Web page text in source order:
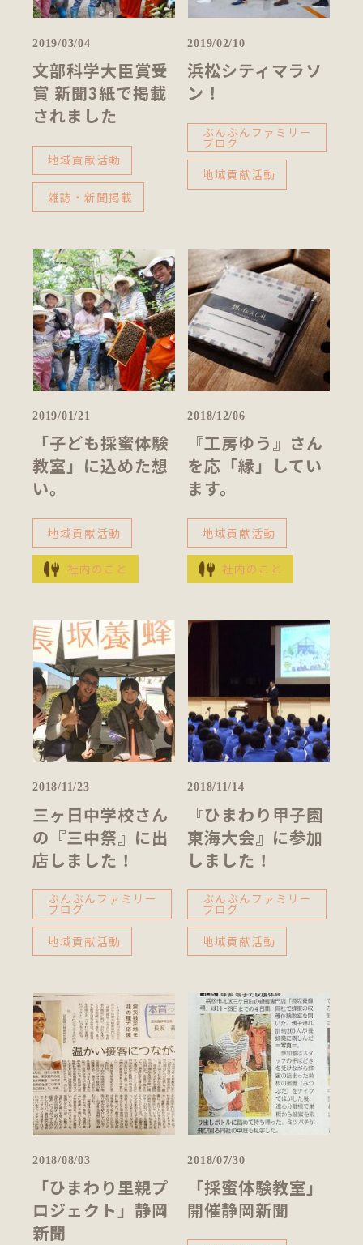
2019/03/04
文部科学大臣賞受
賞 新聞3紙で掲載
されました
地域貢献活動
雑誌・新聞掲載
2019/02/10
浜松シティマラソ
ン！
ぶんぶんファミリー
ブログ
地域貢献活動
2019/01/21
「子ども採蜜体験
教室」に込めた想
い。
地域貢献活動
社内のこと
2018/12/06
『工房ゆう』さん
を応「縁」してい
ます。
地域貢献活動
社内のこと
2018/11/23
三ヶ日中学校さん
の『三中祭』に出
店しました！
ぶんぶんファミリー
ブログ
地域貢献活動
2018/11/14
『ひまわり甲子園
東海大会』に参加
しました！
ぶんぶんファミリー
ブログ
地域貢献活動
2018/08/03
「ひまわり里親プ
ロジェクト」静岡
新聞
2018/07/30
「採蜜体験教室」
開催静岡新聞